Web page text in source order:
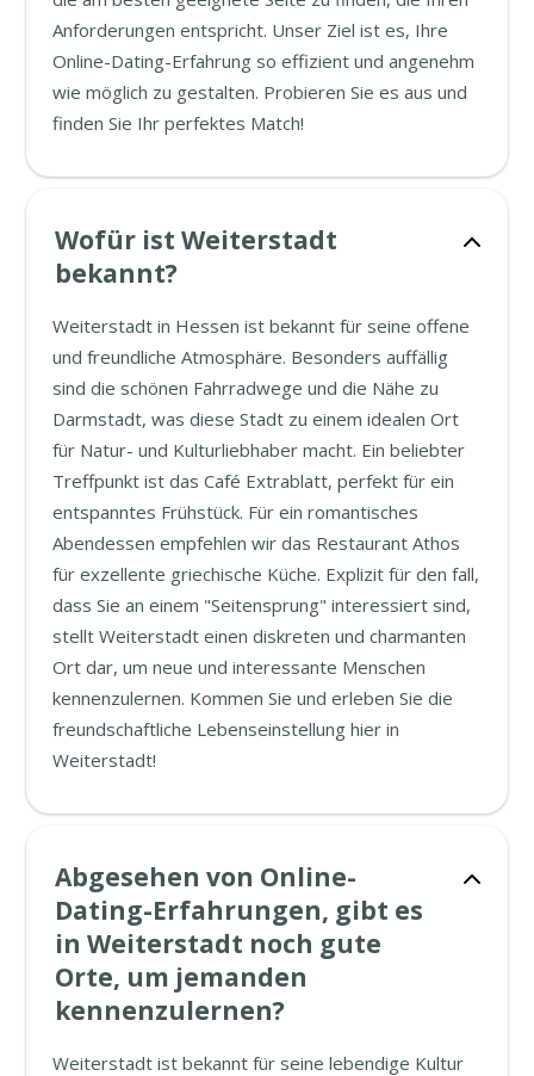
Anforderungen entspricht. Unser Ziel ist es, Ihre
Online-Dating-Erfahrung so effizient und angenehm
wie möglich zu gestalten. Probieren Sie es aus und
finden Sie Ihr perfektes Match!
Wofür ist Weiterstadt
bekannt?
Weiterstadt in Hessen ist bekannt für seine offene
und freundliche Atmosphäre. Besonders auffällig
sind die schönen Fahrradwege und die Nähe zu
Darmstadt, was diese Stadt zu einem idealen Ort
für Natur- und Kulturliebhaber macht. Ein beliebter
Treffpunkt ist das Café Extrablatt, perfekt für ein
entspanntes Frühstück. Für ein romantisches
Abendessen empfehlen wir das Restaurant Athos
für exzellente griechische Küche. Explizit für den fall,
dass Sie an einem "Seitensprung" interessiert sind,
stellt Weiterstadt einen diskreten und charmanten
Ort dar, um neue und interessante Menschen
kennenzulernen. Kommen Sie und erleben Sie die
freundschaftliche Lebenseinstellung hier in
Weiterstadt!
Abgesehen von Online-
Dating-Erfahrungen, gibt es
in Weiterstadt noch gute
Orte, um jemanden
kennenzulernen?
Weiterstadt ist bekannt für seine lebendige Kultur